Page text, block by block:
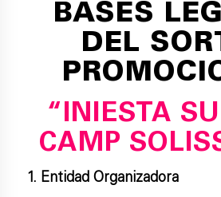
BASES
DEL
“INIESTA
CAMP
1. Entidad Organizadora